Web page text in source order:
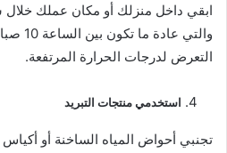
ابقي داخل منزلك أو مكان عملك
التعرض لدرجات الحرارة المرتفعة.
استخدمي منتجات التبريد
تجنبي أحواض المياه الساخنة أو